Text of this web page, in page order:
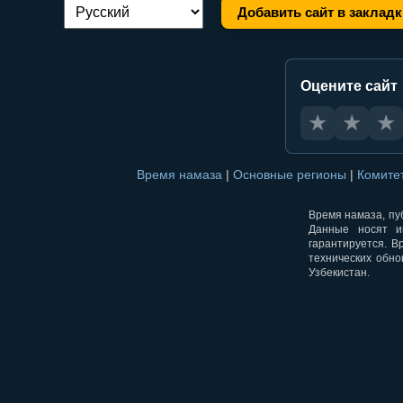
Переключение языка: Добавить сайт в
Оцените сайт
★ ★ ★
Время намаза | Основные регионы |
Время намаза,
Данные носят
гарантируется.
технических
Узбекистан.